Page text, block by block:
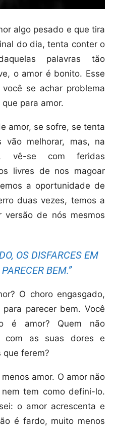
algo pesado e que tira
do dia, tenta conter o
palavras tão
o amor é bonito. Esse
se achar problema
para amor.
amor, se sofre, se tenta
vão melhorar, mas, na
vê-se com feridas
livres de nos magoar
a oportunidade de
duas vezes, temos a
de nós mesmos
OS DISFARCES EM
BEM.”
O choro engasgado,
parecer bem. Você
é amor? Quem não
com as suas dores e
que ferem?
amor. O amor não
tem como defini-lo.
o amor acrescenta e
é fardo, muito menos